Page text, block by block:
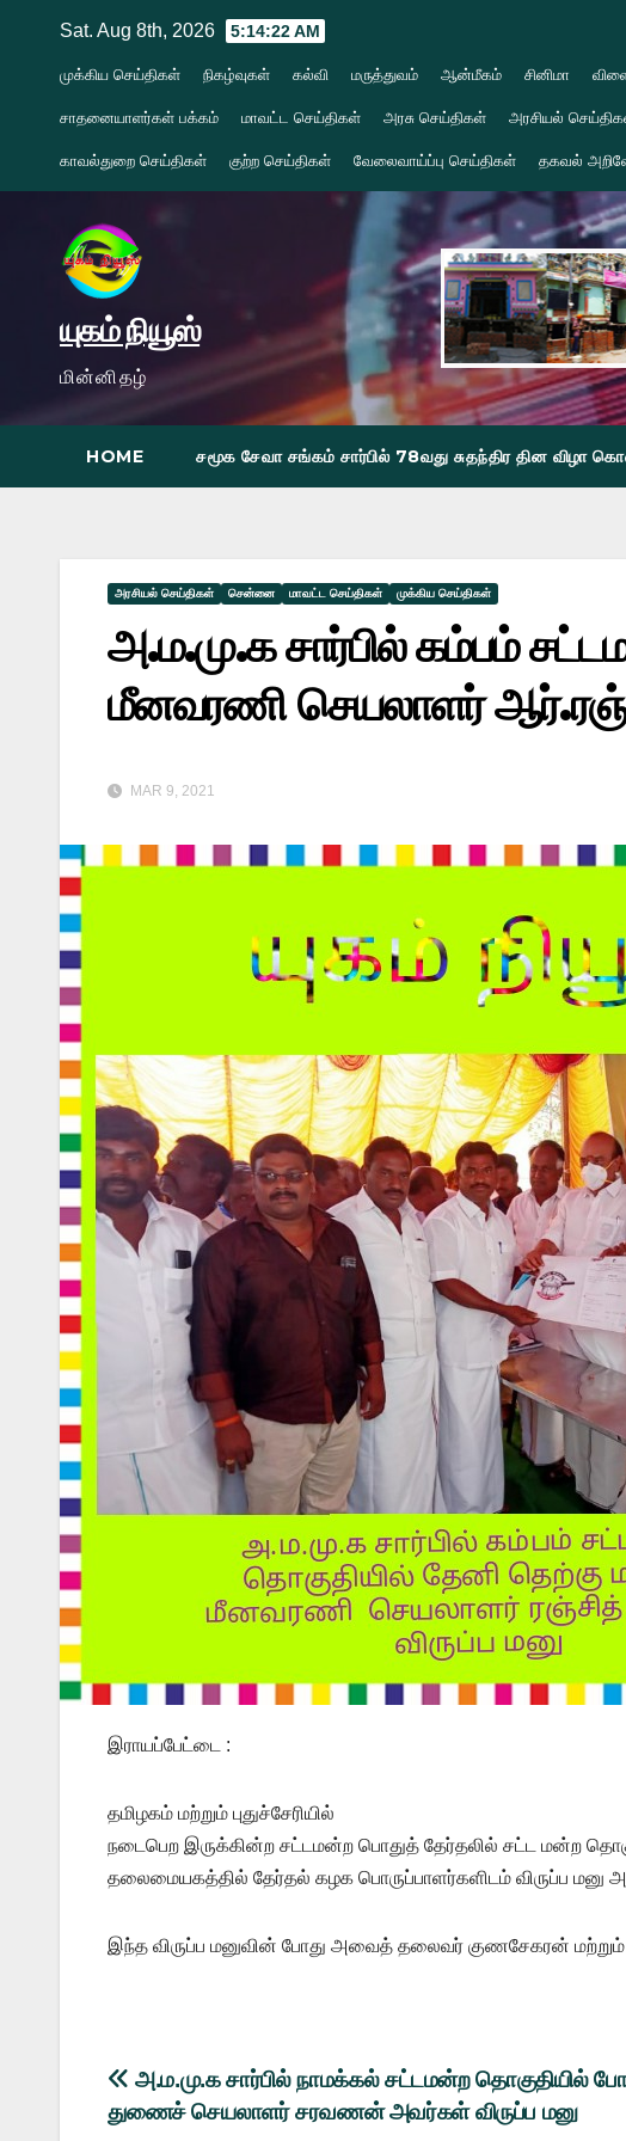
content
Sat. Aug 8th, 2026 5:14:23 AM
முக்கிய செய்திகள் நிகழ்வுகள் கல்வி மருத்துவம் ஆன்மீகம் சினிமா
சாதனையாளர்கள் பக்கம் மாவட்ட செய்திகள் அரசு செய்திகள் அரசியல்
காவல்துறை செய்திகள் குற்ற செய்திகள் வேலைவாய்ப்பு செய்திகள் தகவல்
யுகம் நியூஸ்
மின்னிதழ்
HOME சமூக சேவா சங்கம் சார்பில் 78வது சுதந்திர தின விழா
அரசியல் செய்திகள் சென்னை மாவட்ட செய்திகள் முக்கிய செய்திகள்
அ.ம.மு.க சார்பில் கம்பம்
மீனவரணி செயலாளர்
MAR 9, 2021
இராயப்பேட்டை :
தமிழகம் மற்றும் புதுச்சேரியில்
நடைபெற இருக்கின்ற சட்டமன்ற பொதுத் தேர்தலில் சட்ட மன்ற
தலைமையகத்தில் தேர்தல் கழக பொருப்பாளர்களிடம் விருப்ப மனு
இந்த விருப்ப மனுவின் போது அவைத் தலைவர் குணசேகரன் மற்றும்
Post
அ.ம.மு.க சார்பில் நாமக்கல் சட்டமன்ற தொகுதியில்
துணைச் செயலாளர் சரவணன் அவர்கள் விருப்ப மனு